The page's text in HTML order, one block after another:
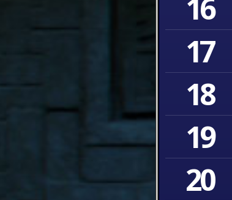
16
17
18
19
20